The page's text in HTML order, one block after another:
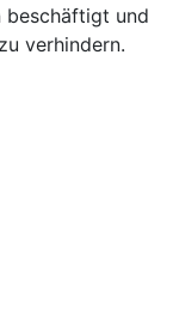
beschäftigt und
verhindern.